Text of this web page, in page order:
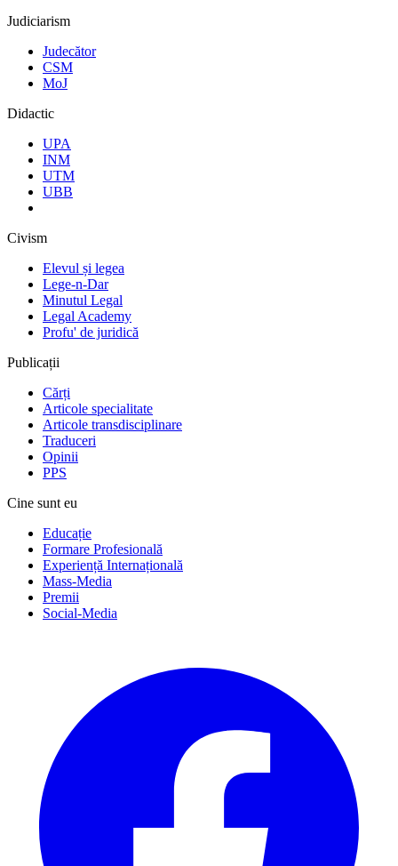
Judiciarism
Judecător
CSM
MoJ
Didactic
UPA
INM
UTM
UBB
Civism
Elevul și legea
Lege-n-Dar
Minutul Legal
Legal Academy
Profu' de juridică
Publicații
Cărți
Articole specialitate
Articole transdisciplinare
Traduceri
Opinii
PPS
Cine sunt eu
Educație
Formare Profesională
Experiență Internațională
Mass-Media
Premii
Social-Media